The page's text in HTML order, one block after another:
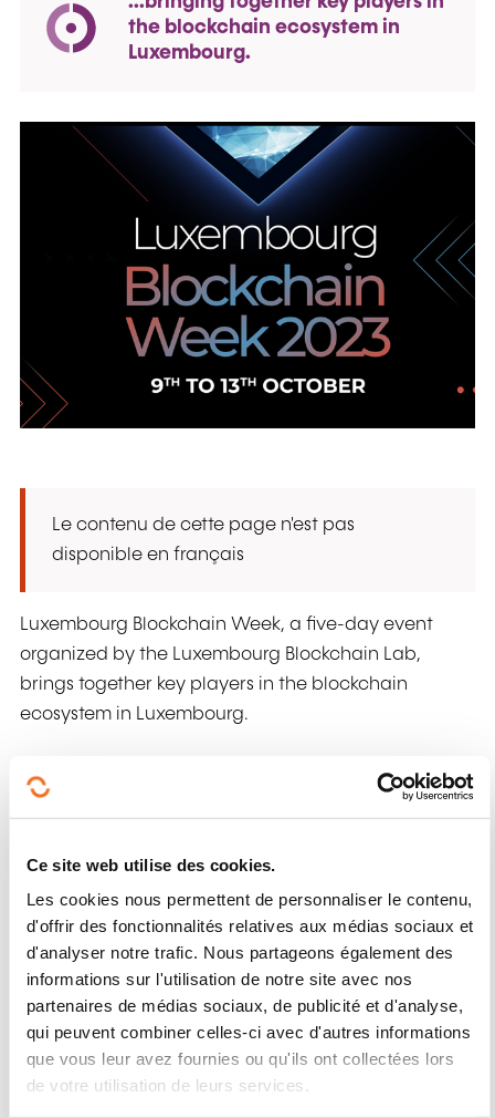
Ce site web utilise des cookies.
Les cookies nous permettent de personnaliser le contenu,
d'offrir des fonctionnalités relatives aux médias sociaux et
d'analyser notre trafic. Nous partageons également des
informations sur l'utilisation de notre site avec nos
partenaires de médias sociaux, de publicité et d'analyse,
qui peuvent combiner celles-ci avec d'autres informations
que vous leur avez fournies ou qu'ils ont collectées lors
de votre utilisation de leurs services.
the blockchain ecosystem in
Luxembourg.
Le contenu de cette page n'est pas
disponible en français
Luxembourg Blockchain Week, a five-day event
organized by the Luxembourg Blockchain Lab,
brings together key players in the blockchain
ecosystem in Luxembourg.
This event offers a comprehensive program that
explores the diverse applications of blockchain
Luxembourg Blockchain Week serves as a catalyst
for the blockchain ecosystem, promoting innovation
and fostering partnerships to drive the adoption of
blockchain solutions across industries.
It is a multi location event in Luxembourg where you
can discover concrete solutions about Blockchain,
Urbantech DeFi, Sustainable finance and DLT,
Sustainability, DAO, Investment in DLT,